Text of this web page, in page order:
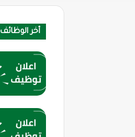
أخر الوظائف